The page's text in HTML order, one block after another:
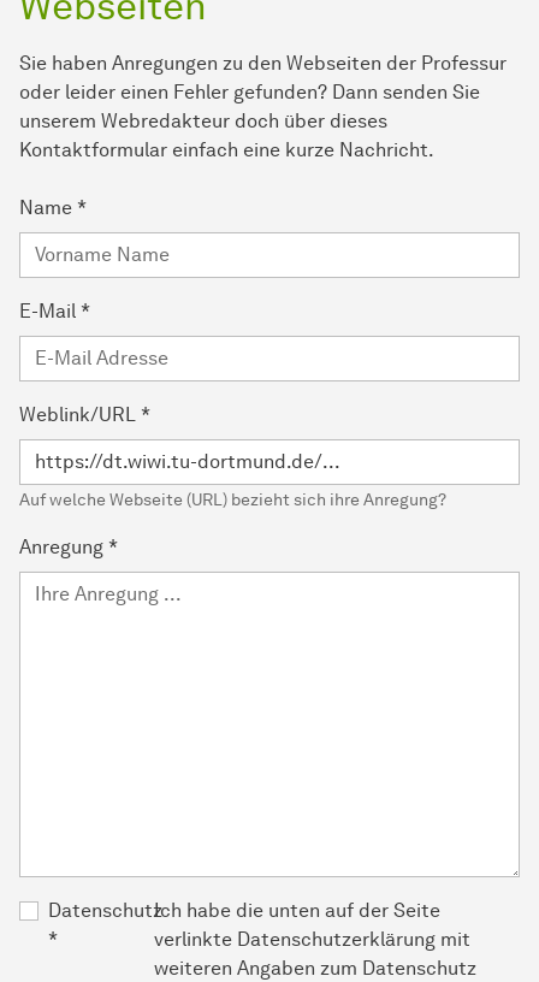
Sie haben Anregungen zu den Webseiten der Professur
oder leider einen Fehler gefunden? Dann senden Sie
unserem Webredakteur doch über dieses
Kontaktformular einfach eine kurze Nachricht.
Name *
E-Mail *
Weblink/URL *
Auf welche Webseite (URL) bezieht sich ihre Anregung?
Anregung *
Datenschutz
*
Ich habe die unten auf der Seite
verlinkte Datenschutzerklärung mit
weiteren Angaben zum Datenschutz